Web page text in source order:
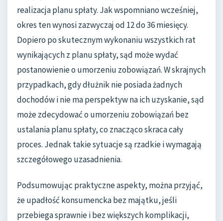
realizacja planu spłaty. Jak wspomniano wcześniej,
okres ten wynosi zazwyczaj od 12 do 36 miesięcy.
Dopiero po skutecznym wykonaniu wszystkich rat
wynikających z planu spłaty, sąd może wydać
postanowienie o umorzeniu zobowiązań. W skrajnych
przypadkach, gdy dłużnik nie posiada żadnych
dochodów i nie ma perspektyw na ich uzyskanie, sąd
może zdecydować o umorzeniu zobowiązań bez
ustalania planu spłaty, co znacząco skraca cały
proces. Jednak takie sytuacje są rzadkie i wymagają
szczegółowego uzasadnienia.
Podsumowując praktyczne aspekty, można przyjąć,
że upadłość konsumencka bez majątku, jeśli
przebiega sprawnie i bez większych komplikacji,